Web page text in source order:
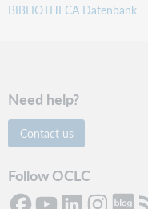
BIBLIOTHECA Datenbank
Need help?
Contact us
Follow OCLC